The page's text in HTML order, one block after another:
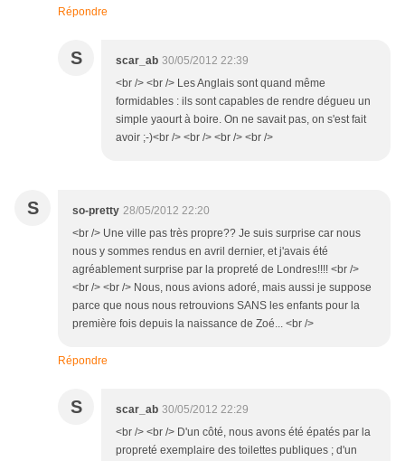
Répondre
S scar_ab 30/05/2012 22:39
<br /> <br /> Les Anglais sont quand même
formidables : ils sont capables de rendre dégueu un
simple yaourt à boire. On ne savait pas, on s'est fait
avoir ;-)<br /> <br /> <br /> <br />
S so-pretty 28/05/2012 22:20
<br /> Une ville pas très propre?? Je suis surprise car nous
nous y sommes rendus en avril dernier, et j'avais été
agréablement surprise par la propreté de Londres!!!! <br />
<br /> <br /> Nous, nous avions adoré, mais aussi je suppose
parce que nous nous retrouvions SANS les enfants pour la
première fois depuis la naissance de Zoé... <br />
Répondre
S scar_ab 30/05/2012 22:29
<br /> <br /> D'un côté, nous avons été épatés par la
propreté exemplaire des toilettes publiques ; d'un